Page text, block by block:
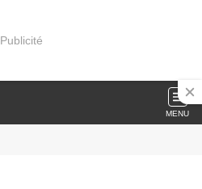
Publicité
MENU